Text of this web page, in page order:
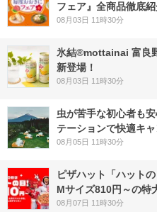
フェア』全商品徹底
08月03日 11時30分
氷結®mottainai 富良
新登場！
08月03日 11時30分
虫が苦手な初心者も
テーションで快適キ
08月05日 11時30分
ピザハット「ハット
Mサイズ810円～の特
08月07日 11時30分